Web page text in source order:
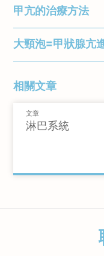
退）會對我們身
甲狀腺功能亢進
器官代謝過快，
毒性結節
甲狀腺細胞
地產生和分
結節可能令
會將甲狀腺
脾氣暴躁
失眠
有食慾但體
月經失調
怕熱
者的病史和家族
腫大是否均勻、
血液檢驗：甲狀
甲狀腺功能檢查
估，可以通過血
甲狀腺超聲檢查
甲狀腺風暴可致
患者的甲亢沒有
制。當患者受到
感染或手術等時
臟腫大、黃疸、
患者沒有得到適
：由
嚴，角膜受損，
甲亢的治療方法
醫生需要先找出
相應的治療。
藥物治療是治療
甲狀腺製劑。
常。 患者在開始
常水平。 常用的
大頸泡=甲狀腺亢
長約3至4厘米。
時，就會像氣泡
甲狀腺腫分為兩
狀腺腫。 當甲
氣管，影響呼吸
生，是結構性問
相關文章
文章
淋巴系統